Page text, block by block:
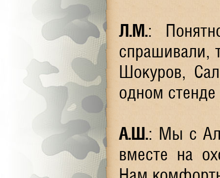
Л.М.:
спрашивали,
Шокуров,
одном стенде
А.Ш.: Мы с
вместе на